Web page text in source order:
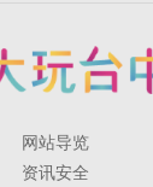
网站导览
资讯安全